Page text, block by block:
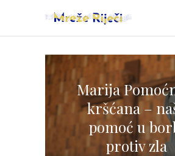
Marija
kršćana –
pomoć u
protiv zla